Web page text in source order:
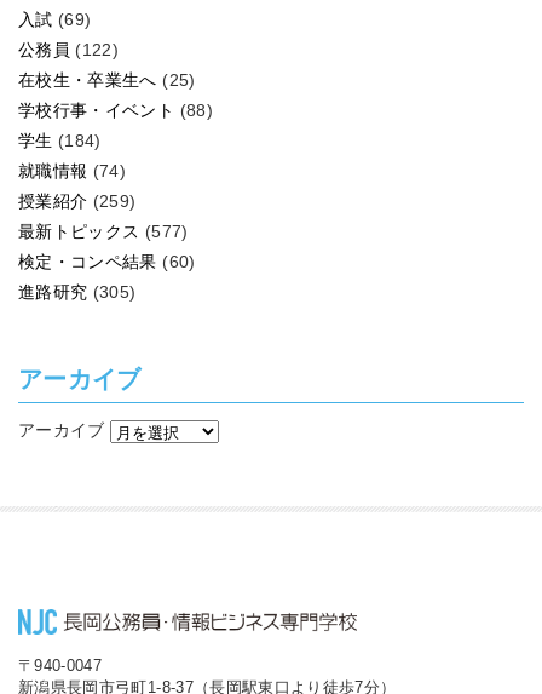
入試 (69)
公務員 (122)
在校生・卒業生へ (25)
学校行事・イベント (88)
学生 (184)
就職情報 (74)
授業紹介 (259)
最新トピックス (577)
検定・コンペ結果 (60)
進路研究 (305)
アーカイブ
アーカイブ
〒940-0047
新潟県長岡市弓町1-8-37（長岡駅東口より徒歩7分）